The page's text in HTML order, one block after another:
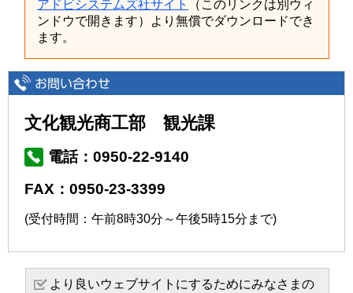
アドビシステムズ社サイト
（このリンクは別ウィ
ンドウで開きます）より無償でダウンロードでき
ます。
文化観光商工部 観光課
電話：0950-22-9140
FAX：0950-23-3399
(受付時間：午前8時30分～午後5時15分まで)
より良いウェブサイトにするためにみなさまの